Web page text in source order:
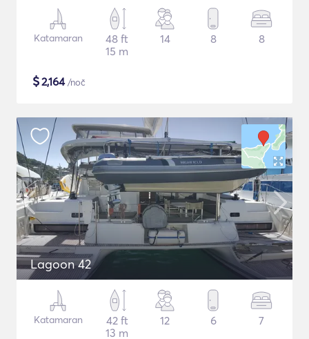
Katamaran
48 ft
15 m
14 8 8
$2,164/noč
Lagoon 42
Katamaran
42 ft
13 m
12 6 7